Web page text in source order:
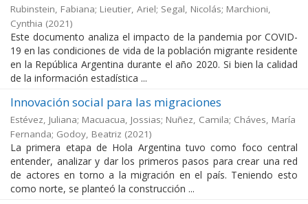
Rubinstein, Fabiana; Lieutier, Ariel; Segal, Nicolás; Marchioni,
Cynthia (2021)
Este documento analiza el impacto de la pandemia por COVID-
19 en las condiciones de vida de la población migrante residente
en la República Argentina durante el año 2020. Si bien la calidad
de la información estadística ...
Innovación social para las migraciones
Estévez, Juliana; Macuacua, Jossias; Nuñez, Camila; Cháves, María
Fernanda; Godoy, Beatriz (2021)
La primera etapa de Hola Argentina tuvo como foco central
entender, analizar y dar los primeros pasos para crear una red
de actores en torno a la migración en el país. Teniendo esto
como norte, se planteó la construcción ...